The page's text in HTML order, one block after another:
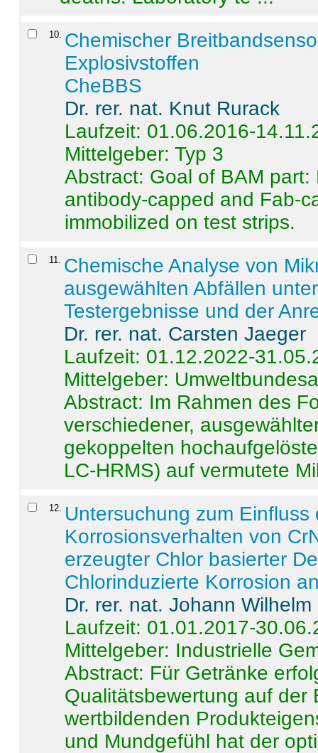
10 Chemischer
Explosivstoffen
CheBBS
Dr. rer. nat. Knut Rurack
Laufzeit: 01.06.2016-
Mittelgeber: Typ 3
Abstract: Goal of BAM
antibody-capped and Fab-
immobilized on test strips.
11
Chemische Analyse von
ausgewählten Abfällen
Testergebnisse und der
Dr. rer. nat. Carsten Jaeger
Laufzeit: 01.12.2022-
Mittelgeber:
Abstract: Im Rahmen des
verschiedener,
gekoppelten
LC-HRMS) auf vermutete
12
Untersuchung zum
Korrosionsverhalten von
erzeugter Chlor basierter
Chlorinduzierte Korrosion
Dr. rer. nat. Johann
Laufzeit: 01.01.2017-
Mittelgeber: Industrielle
Abstract: Für Getränke
Qualitätsbewertung auf der
wertbildenden
und Mundgefühl hat der